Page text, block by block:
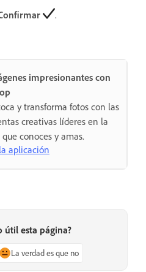
.
impresionantes con
y transforma fotos con las
creativas líderes en la
conoces y amas.
aplicación
útil esta página?
La verdad es que no